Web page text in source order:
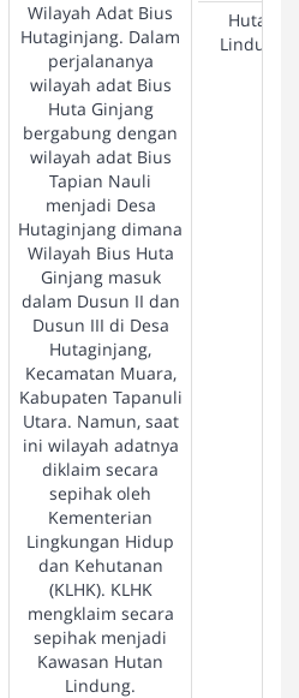
Wilayah Adat Bius
Hutaginjang. Dalam
perjalananya
wilayah adat Bius
Huta Ginjang
bergabung dengan
wilayah adat Bius
Tapian Nauli
menjadi Desa
Hutaginjang dimana
Wilayah Bius Huta
Ginjang masuk
dalam Dusun II dan
Dusun III di Desa
Hutaginjang,
Kecamatan Muara,
Kabupaten Tapanuli
Utara. Namun, saat
ini wilayah adatnya
diklaim secara
sepihak oleh
Kementerian
Lingkungan Hidup
dan Kehutanan
(KLHK). KLHK
mengklaim secara
sepihak menjadi
Kawasan Hutan
Lindung.
Hutan
Lindung